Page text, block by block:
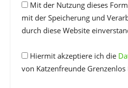
Mit der Nutzung dieses
mit der Speicherung und
durch diese Website
Hiermit akzeptiere ich die
von Katzenfreunde Grenzenlos